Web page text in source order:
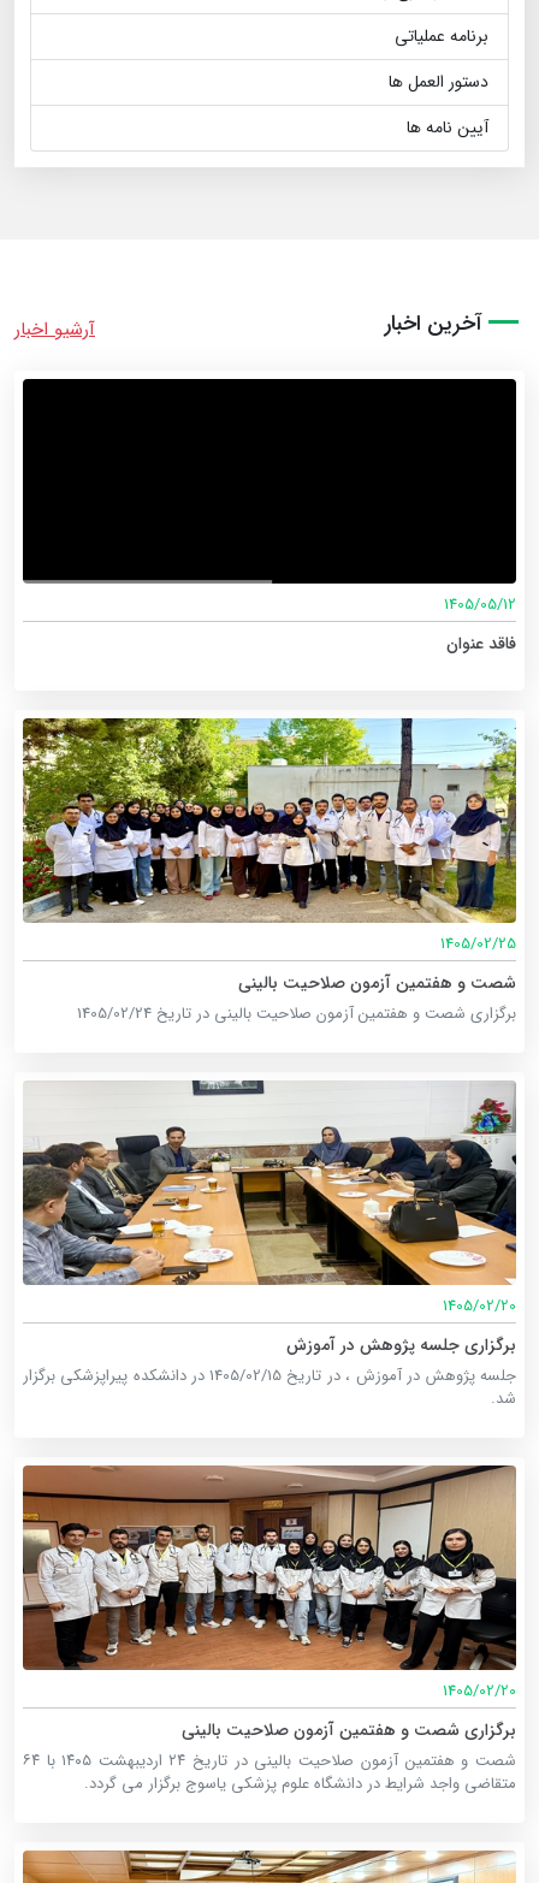
برنامه عملیاتی
دستور العمل ها
آیین نامه ها
آخرین اخبار آرشیو اخبار
1405/05/12
فاقد عنوان
1405/02/25
شصت و هفتمین آزمون صلاحیت بالینی
برگزاری شصت و هفتمین آزمون صلاحیت بالینی در تاریخ 1405/02/24
1405/02/20
برگزاری جلسه پژوهش در آموزش
جلسه پژوهش در آموزش ، در تاریخ 1405/02/15 در دانشکده پیراپزشکی برگزار
شد.
1405/02/20
برگزاری شصت و هفتمین آزمون صلاحیت بالینی
شصت و هفتمین آزمون صلاحیت بالینی در تاریخ ۲۴ اردیبهشت ۱۴۰۵ با ۶۴
متقاضی واجد شرایط در دانشگاه علوم پزشکی یاسوج برگزار می گردد.